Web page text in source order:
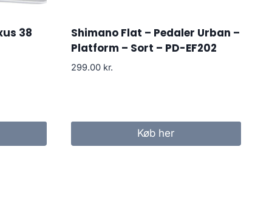
38
Shimano Flat – Pedaler Urban –
Platform – Sort – PD-EF202
299.00 kr.
Køb her